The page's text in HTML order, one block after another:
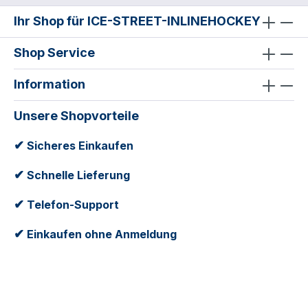
Ihr Shop für ICE-STREET-INLINEHOCKEY
Shop Service
Information
Unsere Shopvorteile
✔ Sicheres Einkaufen
✔ Schnelle Lieferung
✔ Telefon-Support
✔ Einkaufen ohne Anmeldung